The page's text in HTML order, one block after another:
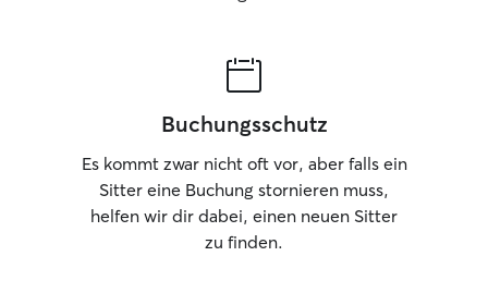
Buchungsschutz
Es kommt zwar nicht oft vor, aber falls ein
Sitter eine Buchung stornieren muss,
helfen wir dir dabei, einen neuen Sitter
zu finden.